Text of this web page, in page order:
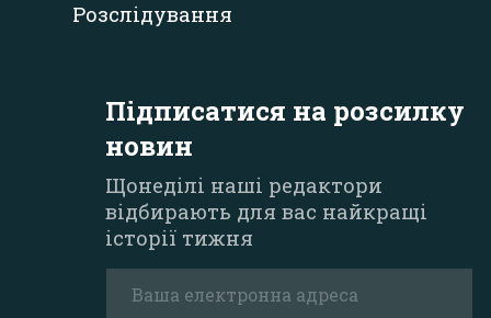
Розслідування
Підписатися на розсилку
новин
Щонеділі наші редактори
відбирають для вас найкращі
історії тижня